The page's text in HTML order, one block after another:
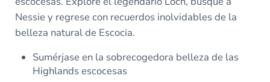
Nessie y regrese con recuerdos inolvidables de la
belleza natural de Escocia.
Sumérjase en la sobrecogedora belleza de las
Highlands escocesas